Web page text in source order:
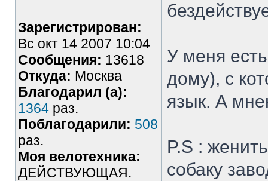
Зарегистрирован:
Вс окт 14 2007 10:04
Сообщения: 13618
Откуда: Москва
Благодарил (а):
1364 раз.
Поблагодарили: 508
раз.
Моя велотехника:
ДЕЙСТВУЮЩАЯ.
У меня
дому), с
язык. А
P.S :
собаку